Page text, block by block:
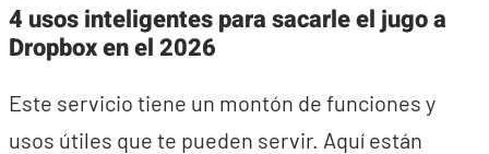
4 usos inteligentes para sacarle el jugo a
Dropbox en el 2026
Este servicio tiene un montón de funciones y
usos útiles que te pueden servir. Aquí están